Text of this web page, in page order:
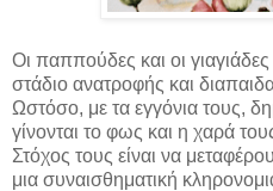
Οι παππούδες και οι
στάδιο ανατροφής και
Ωστόσο, με τα εγγόνια τους,
γίνονται το φως και η χαρά
Στόχος τους είναι να
μια συναισθηματική